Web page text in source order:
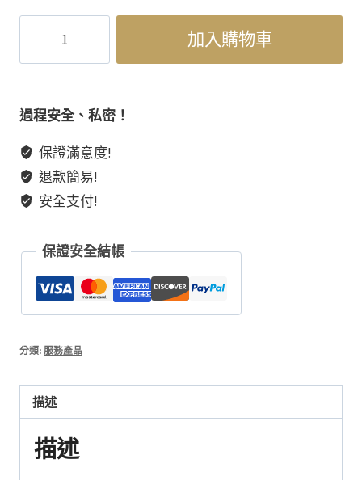
術】
取
的
內
心
識
心
專
加入購物車
過程安全、私密！
保證滿意度!
退款簡易!
安全支付!
保證安全結帳
分類: 服務產品
描述
描述